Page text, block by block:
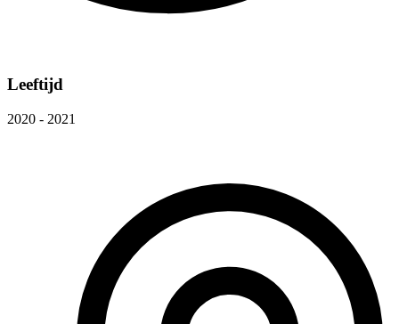
Leeftijd
2020 - 2021